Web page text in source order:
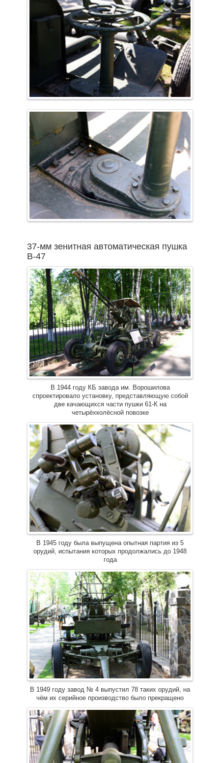
37-мм зенитная автоматическая пушка
В-47
В 1944 году КБ завода им. Ворошилова
спроектировало установку, представляющую собой
две качающихся части пушки 61-К на
четырёхколёсной повозке
В 1945 году была выпущена опытная партия из 5
орудий, испытания которых продолжались до 1948
года
В 1949 году завод № 4 выпустил 78 таких орудий, на
чём их серийное производство было прекращено